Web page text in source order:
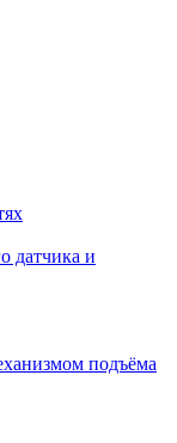
датчика и
подъёма